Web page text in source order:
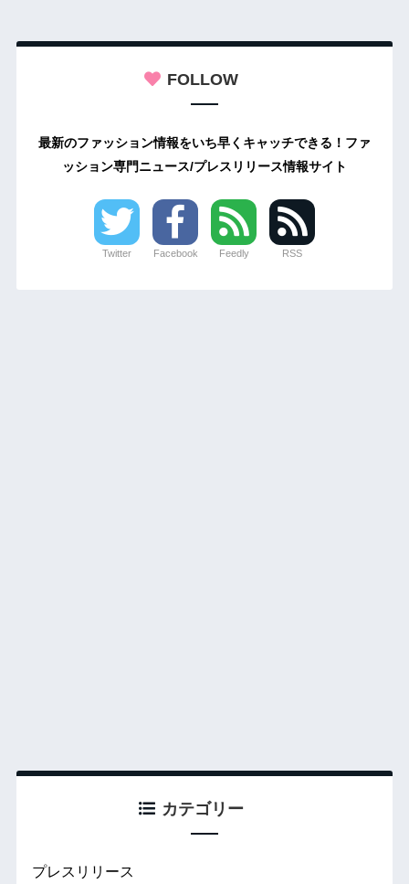
FOLLOW
最新のファッション情報をいち早くキャッチできる！ファ
ッション専門ニュース/プレスリリース情報サイト
Twitter Facebook Feedly RSS
カテゴリー
プレスリリース